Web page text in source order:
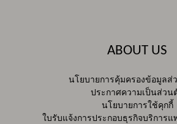
ABOUT US
นโยบายการคุ้มครองข้อมูลส่
ประกาศความเป็นส่วน
นโยบายการใช้คุกกี้
ใบรับแจ้งการประกอบธุรกิจบริการ